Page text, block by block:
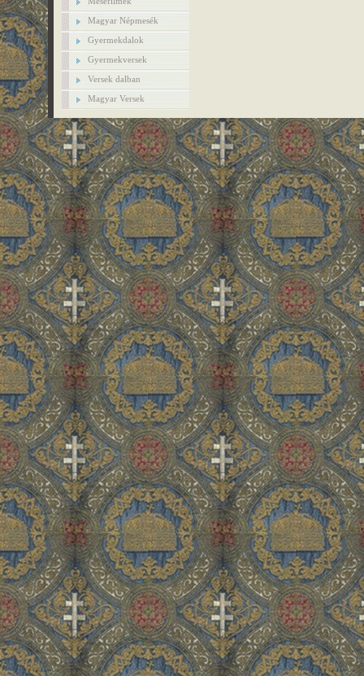
Magyar Népmesék
Gyermekdalok
Gyermekversek
Versek dalban
Magyar Versek